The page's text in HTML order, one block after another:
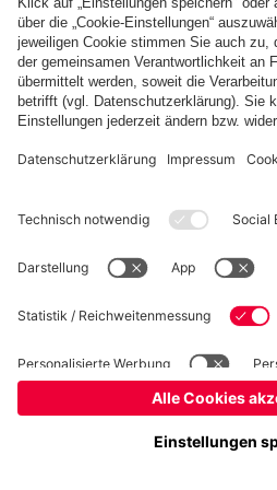
Impressum Datenschutz
Kinder- und Jugendschutz
Verträge hier kündigen